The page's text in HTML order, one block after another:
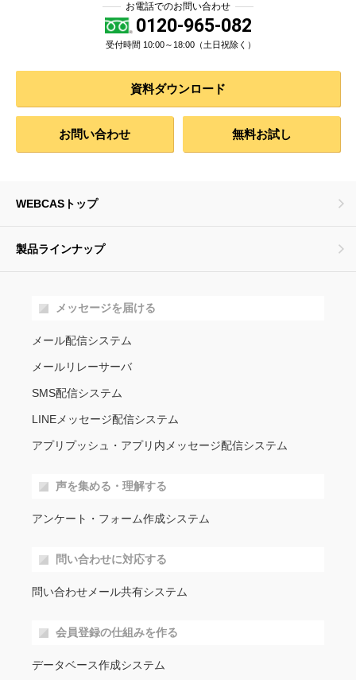
お電話でのお問い合わせ
0120-965-082
受付時間 10:00～18:00（土日祝除く）
資料ダウンロード
お問い合わせ 無料お試し
WEBCASトップ
製品ラインナップ
メッセージを届ける
メール配信システム
メールリレーサーバ
SMS配信システム
LINEメッセージ配信システム
アプリプッシュ・アプリ内メッセージ配信システム
声を集める・理解する
アンケート・フォーム作成システム
問い合わせに対応する
問い合わせメール共有システム
会員登録の仕組みを作る
データベース作成システム